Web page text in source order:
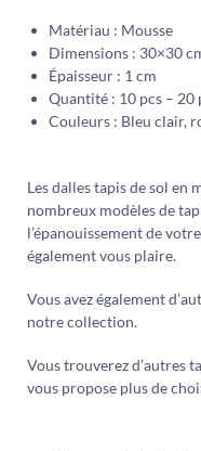
Matériau : Mousse
Dimensions : 30×30
Épaisseur : 1 cm
Quantité : 10 pcs – 20
Couleurs : Bleu clair,
Les dalles tapis de sol en
nombreux modèles de
l’épanouissement de
également vous plaire.
Vous avez également
notre collection.
Vous trouverez d’autres
vous propose plus de